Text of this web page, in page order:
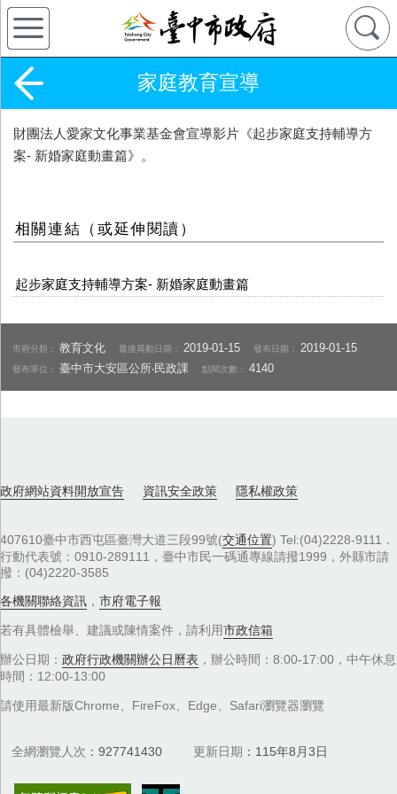
家庭教育宣導
財團法人愛家文化事業基金會宣導影片《起步家庭支持輔導方
案- 新婚家庭動畫篇》。
相關連結（或延伸閱讀）
起步家庭支持輔導方案- 新婚家庭動畫篇
市府分類：教育文化 最後異動日期： 2019-01-15 發布日期： 2019-01-15
發布單位：臺中市大安區公所‧民政課 點閱次數：4140
政府網站資料開放宣告 資訊安全政策 隱私權政策
407610臺中市西屯區臺灣大道三段99號(交通位置) Tel:(04)2228-9111．
行動代表號：0910-289111，臺中市民一碼通專線請撥1999，外縣市請
撥：(04)2220-3585
各機關聯絡資訊 ， 市府電子報
若有具體檢舉、建議或陳情案件，請利用市政信箱
辦公日期： 政府行政機關辦公日曆表 ，辦公時間：8:00-17:00，中午休息
時間：12:00-13:00
請使用最新版Chrome、FireFox、Edge、Safari瀏覽器瀏覽
全網瀏覽人次 927741430 更新日期 115年8月3日